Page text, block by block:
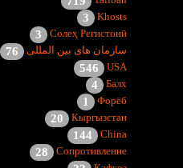
Khosts
3
Солеҳ Регистонӣ
3
سازمان های بین المللی 76
USA
546
Балх
4
Форёб
1
Кыргызстан
20
China
144
Сопротивление
28